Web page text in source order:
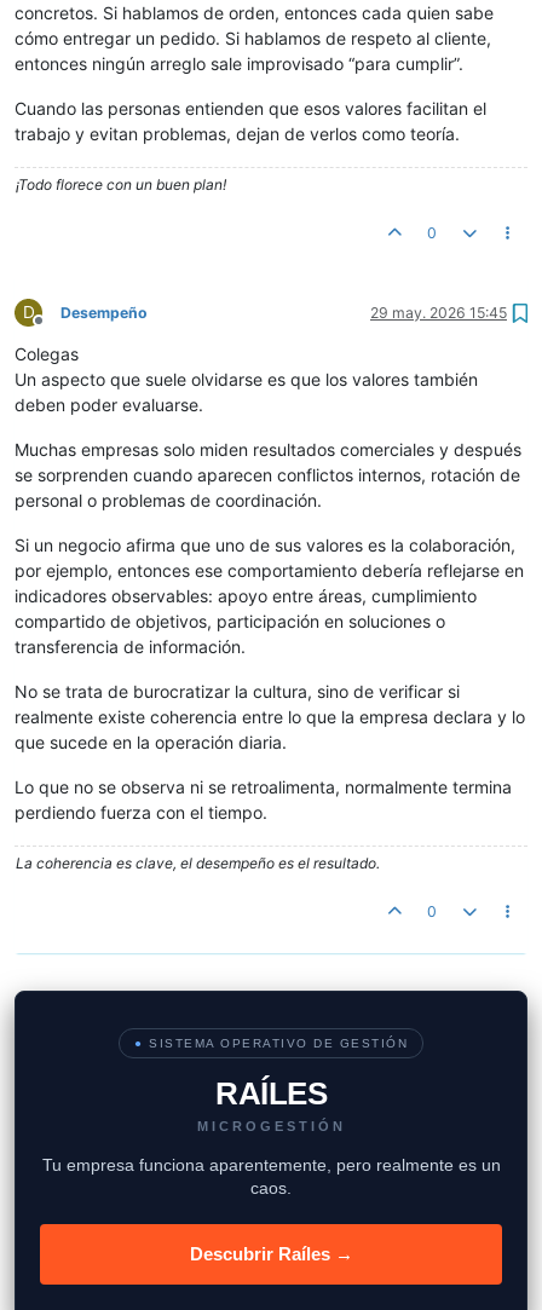
concretos. Si hablamos de orden, entonces cada quien sabe
cómo entregar un pedido. Si hablamos de respeto al cliente,
entonces ningún arreglo sale improvisado “para cumplir”.
Cuando las personas entienden que esos valores facilitan el
trabajo y evitan problemas, dejan de verlos como teoría.
¡Todo florece con un buen plan!
0
D
Desconectado
Desempeño 29 may. 2026 15:45
Colegas
Un aspecto que suele olvidarse es que los valores también
deben poder evaluarse.
Muchas empresas solo miden resultados comerciales y después
se sorprenden cuando aparecen conflictos internos, rotación de
personal o problemas de coordinación.
Si un negocio afirma que uno de sus valores es la colaboración,
por ejemplo, entonces ese comportamiento debería reflejarse en
indicadores observables: apoyo entre áreas, cumplimiento
compartido de objetivos, participación en soluciones o
transferencia de información.
No se trata de burocratizar la cultura, sino de verificar si
realmente existe coherencia entre lo que la empresa declara y lo
que sucede en la operación diaria.
Lo que no se observa ni se retroalimenta, normalmente termina
perdiendo fuerza con el tiempo.
La coherencia es clave, el desempeño es el resultado.
0
● SISTEMA OPERATIVO DE GESTIÓN
RAÍLES
MICROGESTIÓN
Tu empresa funciona aparentemente, pero realmente es un
caos.
Descubrir Raíles →